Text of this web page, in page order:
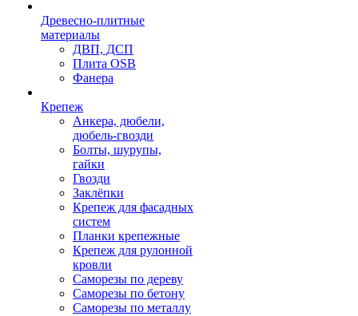
Древесно-плитные
материалы
ДВП, ДСП
Плита OSB
Фанера
Крепеж
Анкера, дюбели,
дюбель-гвозди
Болты, шурупы,
гайки
Гвозди
Заклёпки
Крепеж для фасадных
систем
Планки крепежные
Крепеж для рулонной
кровли
Саморезы по дереву
Саморезы по бетону
Саморезы по металлу